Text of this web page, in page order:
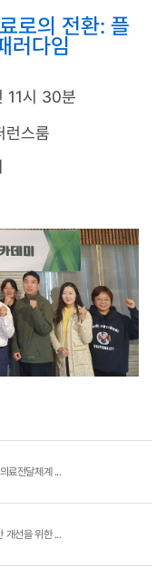
로의 전환: 플
러다임
11시 30분
런스룸
료전달체계 ...
개선을 위한 ...